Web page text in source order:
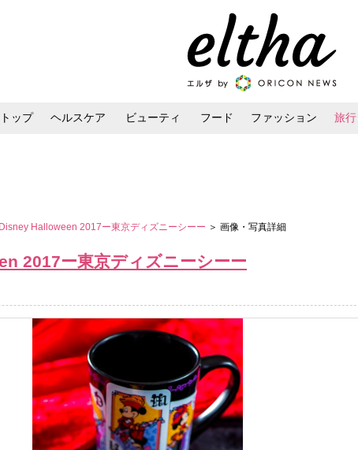
トップ ヘルスケア ビューティ フード ファッション 旅
Disney Halloween 2017ー東京ディズニーシーー ＞ 画像・写真詳細
2017ー東京ディズニーシーー